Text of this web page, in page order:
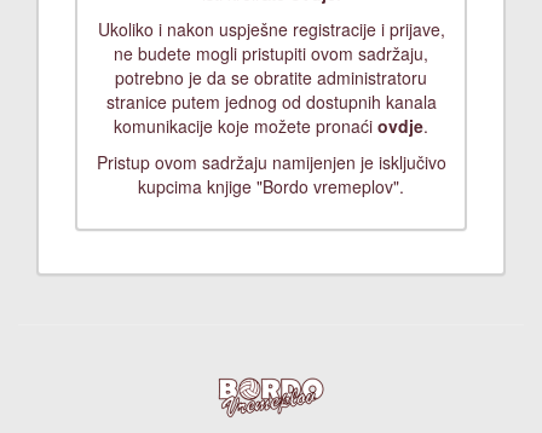
Ukoliko i nakon uspješne registracije i prijave,
ne budete mogli pristupiti ovom sadržaju,
potrebno je da se obratite administratoru
stranice putem jednog od dostupnih kanala
komunikacije koje možete pronaći ovdje.
Pristup ovom sadržaju namijenjen je isključivo
kupcima knjige "Bordo vremeplov".